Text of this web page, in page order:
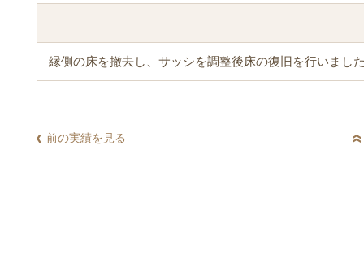
縁側の床を撤去し、サッシを調整後床の復旧を行いまし
前の実績を見る